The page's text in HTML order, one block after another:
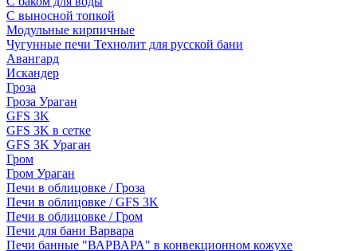
С выносной топкой
Модульные кирпичные
Чугунные печи Технолит для русской бани
Авангард
Искандер
Гроза
Гроза Ураган
GFS 3K
GFS 3K в сетке
GFS 3K Ураган
Гром
Гром Ураган
Печи в облицовке / Гроза
Печи в облицовке / GFS 3K
Печи в облицовке / Гром
Печи для бани Варвара
Печи банные "ВАРВАРА" в конвекционном кожухе